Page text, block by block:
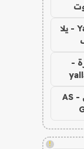
Yalla Live - يلا
-
اس جول - AS
!